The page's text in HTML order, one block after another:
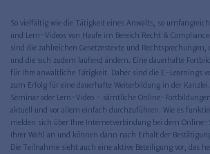
So vielfältig wie die Tätigkeit eines Anwalts, so
und Lern-Videos von Haufe im Bereich Recht &
sind die zahlreichen Gesetzestexte und Rechtsprechungen,
und die sich zudem laufend ändern. Eine dauerhafte
für Ihre anwaltliche Tätigkeit. Daher sind die E-Learnings
zum Erfolg für eine dauerhafte Weiterbildung in der
Seminar oder Lern-Video - sämtliche Online-
aktuell und vor allem einfach durchzuführen. Wie es
melden sich über Ihre Internetverbindung bei dem Online-
Ihrer Wahl an und können dann nach Erhalt der
Die Teilnahme sieht auch eine aktive Beteiligung vor, das